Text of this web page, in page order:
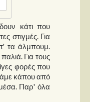
κάτι που
στιγμές. Για
τα άλμπουμ.
Για τους
φορές που
κάπου από
Παρ' όλα